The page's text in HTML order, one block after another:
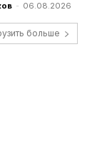
- 06.08.2026
больше